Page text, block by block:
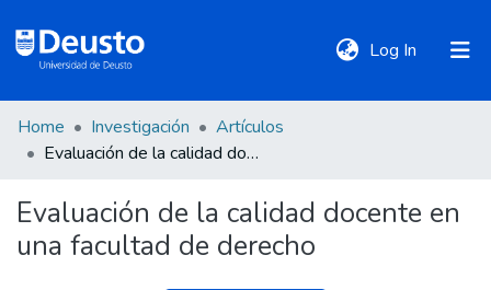
Log In (current)
DeustoTeka
Communities
&
Home Investigación
Artículos
Evaluación de la calidad docente en una facultad de derecho
Evaluación de la calidad docente en
una facultad de derecho